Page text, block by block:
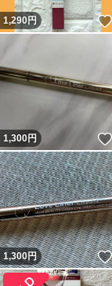
1,290円
1,300円
1,300円